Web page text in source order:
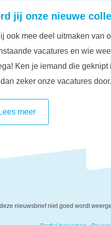
jij onze nieuwe
ook mee deel uitmaken van
vacatures en wie
Ken je iemand die
zeker onze vacatures door.
Lees meer
nieuwsbrief niet goed wordt